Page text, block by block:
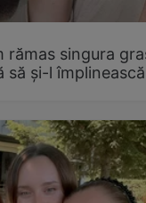
rămas singura
să și-l